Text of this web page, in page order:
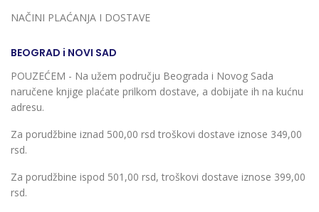
NAČINI PLAĆANJA I DOSTAVE
BEOGRAD i NOVI SAD
POUZEĆEM - Na užem području Beograda i Novog Sada
naručene knjige plaćate prilkom dostave, a dobijate ih na kućnu
adresu.
Za porudžbine iznad 500,00 rsd troškovi dostave iznose 349,00
rsd.
Za porudžbine ispod 501,00 rsd, troškovi dostave iznose 399,00
rsd.